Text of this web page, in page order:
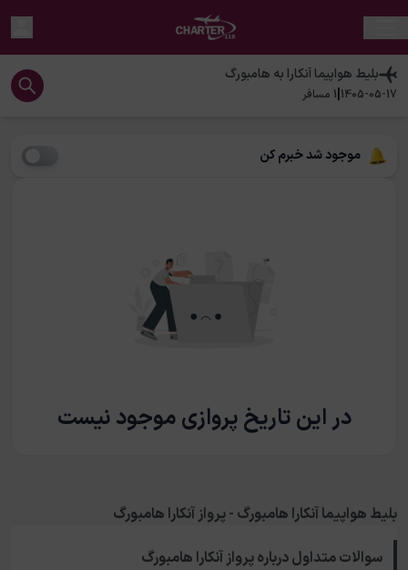
بلیط هواپیماآنکارا به هامبورگ
1405-05-17
|
1 مسافر
موجود شد خبرم کن
در این تاریخ پروازی موجود نیست
بلیط هواپیما آنکارا هامبورگ - پرواز آنکارا هامبورگ
سوالات متداول دربارهپرواز آنکارا هامبورگ